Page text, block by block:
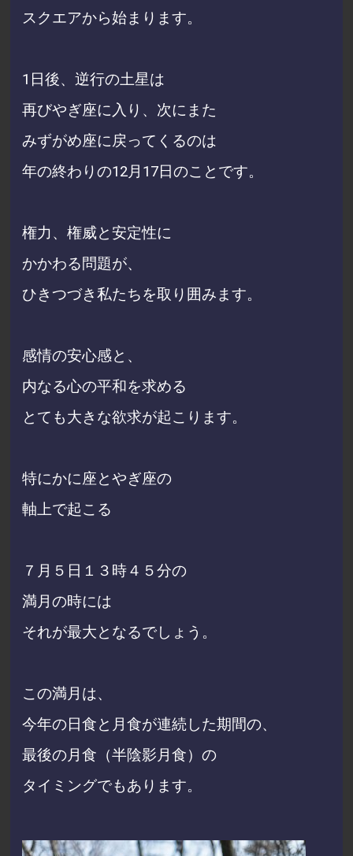
スクエアから始まります。
1日後、逆行の土星は
再びやぎ座に入り、 次にまた
みずがめ座に戻ってくるのは
年の終わりの12月17日のことです。
権力、権威と安定性に
かかわる問題が、
ひきつづき私たちを取り囲みます。
感情の安心感と、
内なる心の平和を求める
とても大きな欲求が起こります。
特にかに座とやぎ座の
軸上で起こる
７月５日１３時４５分の
満月の時には
それが最大となるでしょう。
この満月は、
今年の日食と月食が連続した期間の、
最後の月食（半陰影月食）の
タイミングでもあります。